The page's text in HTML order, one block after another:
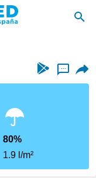
...
80%
1.9 l/m²